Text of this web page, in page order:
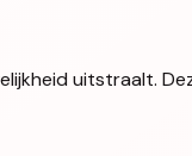
uitstraalt.